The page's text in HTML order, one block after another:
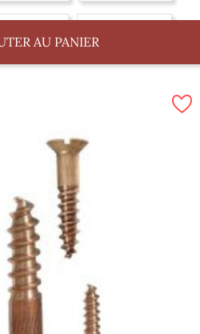
5 x 25 mm Unité, 5 x 40 mm
5 x 50 mm
AU PANIER